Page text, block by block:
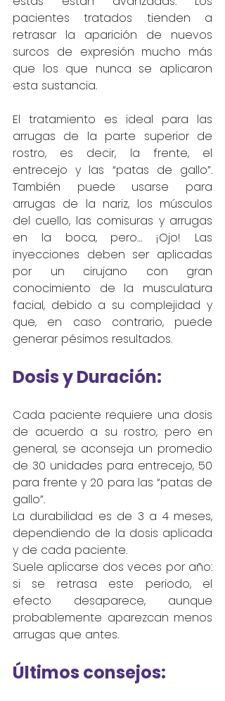
pacientes tratados tienden a
retrasar la aparición de nuevos
surcos de expresión mucho más
que los que nunca se aplicaron
esta sustancia.
El tratamiento es ideal para las
arrugas de la parte superior de
rostro, es decir, la frente, el
entrecejo y las “patas de gallo”.
También puede usarse para
arrugas de la nariz, los músculos
del cuello, las comisuras y arrugas
en la boca, pero… ¡Ojo! Las
inyecciones deben ser aplicadas
por un cirujano con gran
conocimiento de la musculatura
facial, debido a su complejidad y
que, en caso contrario, puede
generar pésimos resultados.
Dosis y Duración:
Cada paciente requiere una dosis
de acuerdo a su rostro, pero en
general, se aconseja un promedio
de 30 unidades para entrecejo, 50
para frente y 20 para las “patas de
gallo”.
La durabilidad es de 3 a 4 meses,
dependiendo de la dosis aplicada
y de cada paciente.
Suele aplicarse dos veces por año:
si se retrasa este periodo, el
efecto desaparece, aunque
probablemente aparezcan menos
arrugas que antes.
Últimos consejos: